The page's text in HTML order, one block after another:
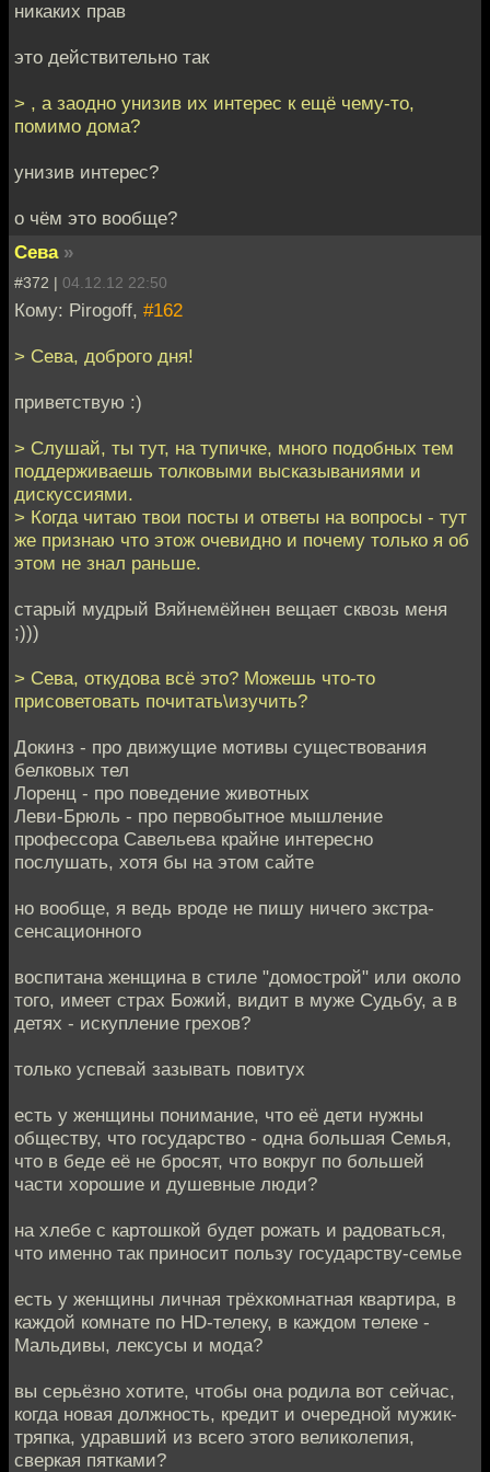
никаких прав
это действительно так
> , а заодно унизив их интерес к ещё чему-то,
помимо дома?
унизив интерес?
о чём это вообще?
Сева »
#372 | 04.12.12 22:50
Кому: Pirogoff, #162
> Сева, доброго дня!
приветствую :)
> Слушай, ты тут, на тупичке, много подобных тем
поддерживаешь толковыми высказываниями и
дискуссиями.
> Когда читаю твои посты и ответы на вопросы - тут
же признаю что этож очевидно и почему только я об
этом не знал раньше.
старый мудрый Вяйнемёйнен вещает сквозь меня
;)))
> Сева, откудова всё это? Можешь что-то
присоветовать почитать\изучить?
Докинз - про движущие мотивы существования
белковых тел
Лоренц - про поведение животных
Леви-Брюль - про первобытное мышление
профессора Савельева крайне интересно
послушать, хотя бы на этом сайте
но вообще, я ведь вроде не пишу ничего экстра-
сенсационного
воспитана женщина в стиле "домострой" или около
того, имеет страх Божий, видит в муже Судьбу, а в
детях - искупление грехов?
только успевай зазывать повитух
есть у женщины понимание, что её дети нужны
обществу, что государство - одна большая Семья,
что в беде её не бросят, что вокруг по большей
части хорошие и душевные люди?
на хлебе с картошкой будет рожать и радоваться,
что именно так приносит пользу государству-семье
есть у женщины личная трёхкомнатная квартира, в
каждой комнате по HD-телеку, в каждом телеке -
Мальдивы, лексусы и мода?
вы серьёзно хотите, чтобы она родила вот сейчас,
когда новая должность, кредит и очередной мужик-
тряпка, удравший из всего этого великолепия,
сверкая пятками?